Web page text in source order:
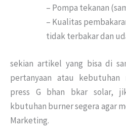
– Pompa tekanan
– Kualitas
tidak terbakar dan
sekian artikel yang bisa di
pertanyaan atau
press G bhan bkar solar,
kbutuhan burner segera agar
Marketing.